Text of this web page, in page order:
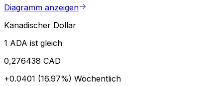
Diagramm anzeigen
Kanadischer Dollar
1 ADA ist gleich
0,276438 CAD
+0.0401 (16.97%) Wöchentlich